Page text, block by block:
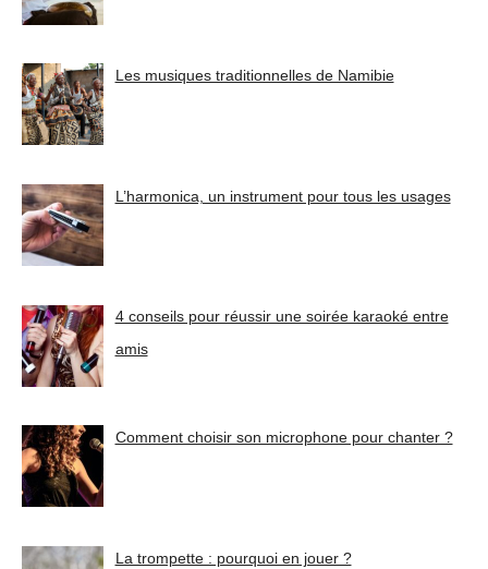
Les musiques traditionnelles de Namibie
L’harmonica, un instrument pour tous les usages
4 conseils pour réussir une soirée karaoké entre
amis
Comment choisir son microphone pour chanter ?
La trompette : pourquoi en jouer ?